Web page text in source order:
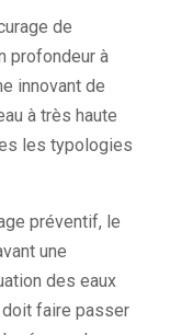
de
profondeur à
innovant de
à très haute
les typologies
préventif, le
une
des eaux
doit faire passer